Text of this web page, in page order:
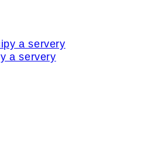
a servery